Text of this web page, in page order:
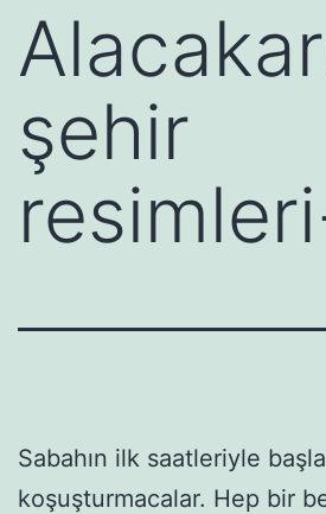
şehir
Sabahın ilk saatleriyle
koşuşturmacalar. Hep bir